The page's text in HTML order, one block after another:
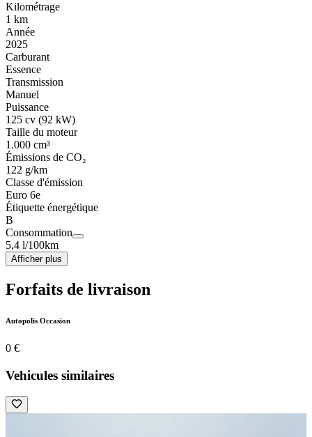
Kilométrage
1 km
Année
2025
Carburant
Essence
Transmission
Manuel
Puissance
125 cv (92 kW)
Taille du moteur
1.000 cm³
Émissions de CO₂
122 g/km
Classe d'émission
Euro 6e
Étiquette énergétique
B
Consommation
5,4 l/100km
Afficher plus
Forfaits de livraison
Autopolis Occasion
0 €
Vehicules similaires